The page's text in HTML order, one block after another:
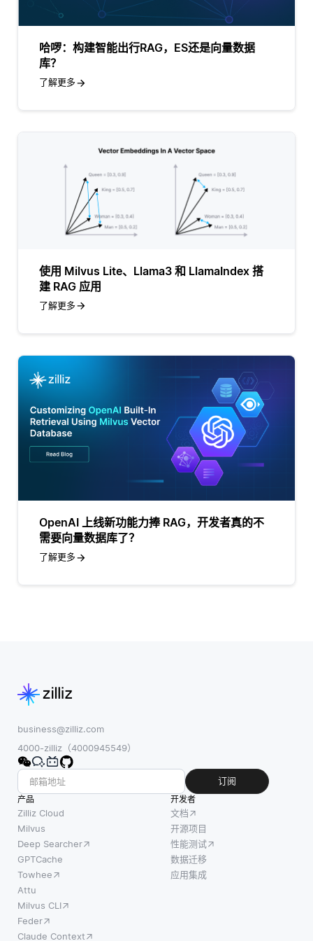
哈啰：构建智能出行RAG，ES还是向量数据
库？
了解更多
使用 Milvus Lite、Llama3 和 LlamaIndex 搭
建 RAG 应用
了解更多
OpenAI 上线新功能力捧 RAG，开发者真的不
需要向量数据库了？
了解更多
business@zilliz.com
4000-zilliz（4000945549）
订阅
产品
Zilliz Cloud
Milvus
Deep Searcher
GPTCache
Towhee
Attu
Milvus CLI
Feder
Claude Context
开发者
文档
开源项目
性能测试
数据迁移
应用集成